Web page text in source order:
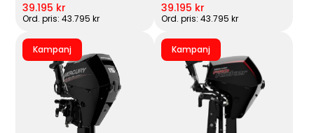
39.195 kr
Ord. pris: 43.795 kr
39.195 kr
Ord. pris: 43.795 kr
Kampanj Kampanj